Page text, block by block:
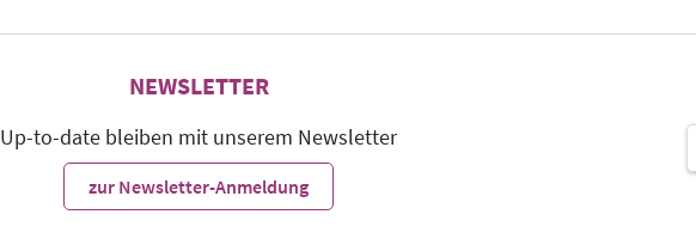
NEWSLETTER
Up-to-date bleiben mit unserem Newsletter
zur Newsletter-Anmeldung